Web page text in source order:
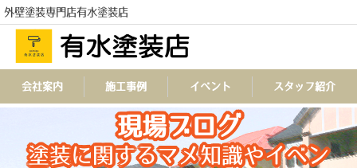
外壁塗装専門店有水塗装店
会社案内 施工事例 イベント スタッフ紹介
現場ブログ
塗装に関するマメ知識やイベン